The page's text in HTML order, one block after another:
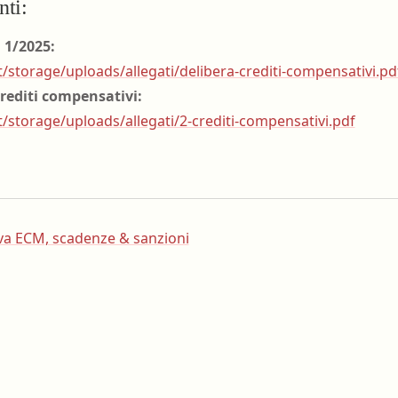
2025:
storage/uploads/allegati/delibera-crediti-
compensativi:
storage/uploads/allegati/2-crediti-compensativi.pdf
ECM, scadenze & sanzioni